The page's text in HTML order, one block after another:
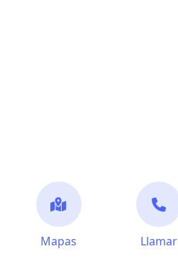
Mapas Llamar